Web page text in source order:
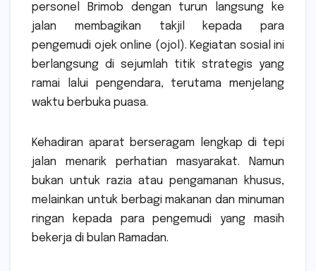
personel Brimob dengan turun langsung ke
jalan membagikan takjil kepada para
pengemudi ojek online (ojol). Kegiatan sosial ini
berlangsung di sejumlah titik strategis yang
ramai lalui pengendara, terutama menjelang
waktu berbuka puasa.
Kehadiran aparat berseragam lengkap di tepi
jalan menarik perhatian masyarakat. Namun
bukan untuk razia atau pengamanan khusus,
melainkan untuk berbagi makanan dan minuman
ringan kepada para pengemudi yang masih
bekerja di bulan Ramadan.